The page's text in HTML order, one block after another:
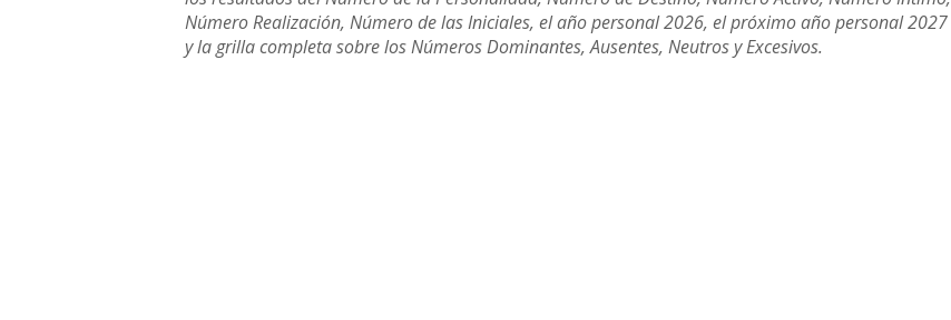
Número Realización, Número de las Iniciales, el año personal 2026, el próximo año personal 2027
y la grilla completa sobre los Números Dominantes, Ausentes, Neutros y Excesivos.